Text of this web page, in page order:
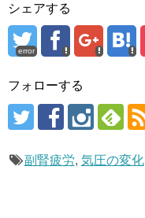
シェアする
error
フォローする
副腎疲労, 気圧の変化